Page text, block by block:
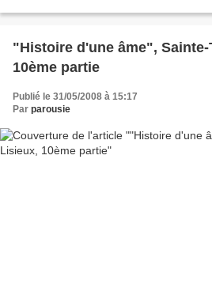
"Histoire d'une âme",
10ème partie
Publié le 31/05/2008 à 15:17
Par parousie